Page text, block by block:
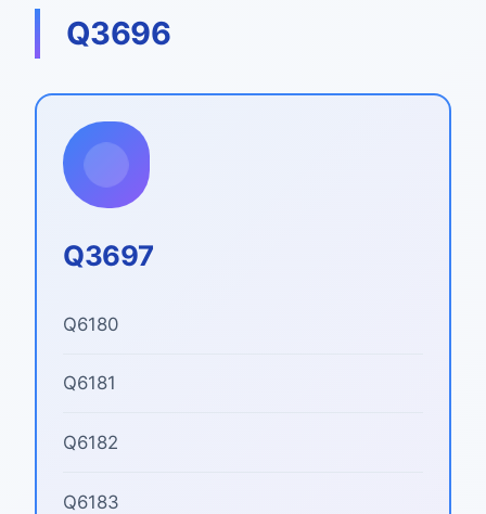
Q3696
Q3697
Q6180
Q6181
Q6182
Q6183